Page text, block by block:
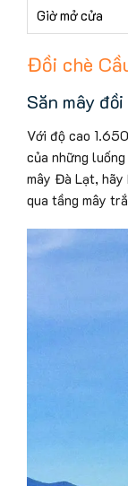
Giờ mở cửa
Đồi chè
Săn mây
Với độ cao
của những
mây Đà Lạt, hãy
qua tầng mây